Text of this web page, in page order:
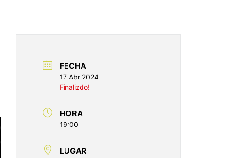
FECHA
17 Abr 2024
Finalizdo!
HORA
19:00
LUGAR